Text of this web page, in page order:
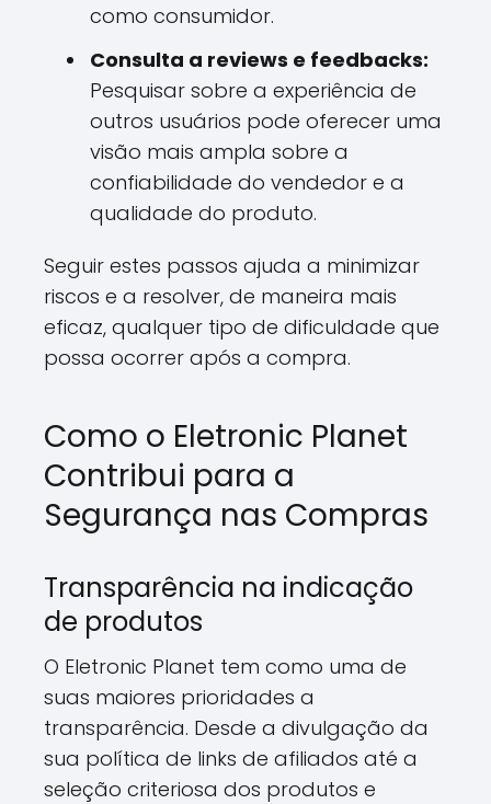
como consumidor.
Consulta a reviews e feedbacks:
Pesquisar sobre a experiência de
outros usuários pode oferecer uma
visão mais ampla sobre a
confiabilidade do vendedor e a
qualidade do produto.
Seguir estes passos ajuda a minimizar
riscos e a resolver, de maneira mais
eficaz, qualquer tipo de dificuldade que
possa ocorrer após a compra.
Como o Eletronic Planet
Contribui para a
Segurança nas Compras
Transparência na indicação
de produtos
O Eletronic Planet tem como uma de
suas maiores prioridades a
transparência. Desde a divulgação da
sua política de links de afiliados até a
seleção criteriosa dos produtos e